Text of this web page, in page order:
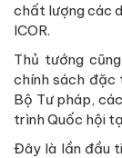
chất lượng các
ICOR.
Thủ tướng
chính sách đặc
Bộ Tư pháp,
trình Quốc hội
Đây là lần đầu